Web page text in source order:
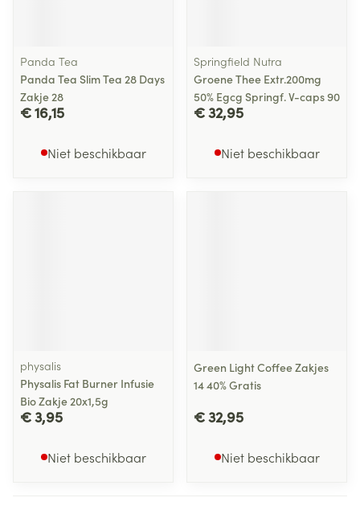
Panda Tea
Panda Tea Slim Tea 28 Days
Zakje 28
€ 16,15
Niet beschikbaar
Springfield Nutra
Groene Thee Extr.200mg
50% Egcg Springf. V-caps 90
€ 32,95
Niet beschikbaar
physalis
Physalis Fat Burner Infusie
Bio Zakje 20x1,5g
€ 3,95
Niet beschikbaar
Green Light Coffee Zakjes
14 40% Gratis
€ 32,95
Niet beschikbaar